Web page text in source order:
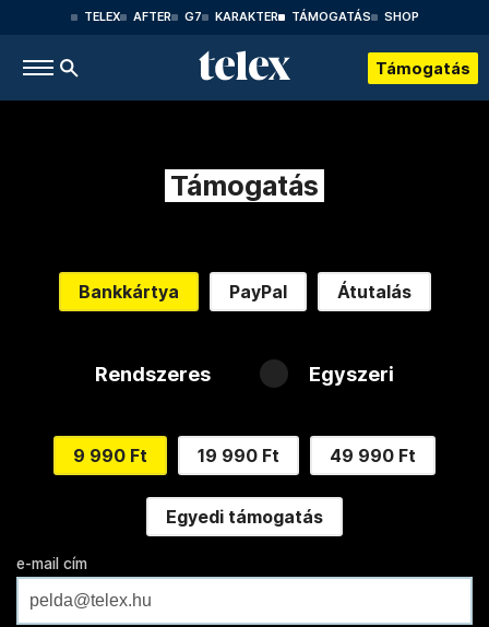
TELEX AFTER G7 KARAKTER TÁMOGATÁS SHOP
Támogatás
Támogatás
Bankkártya PayPal Átutalás
Rendszeres Egyszeri
9 990 Ft 19 990 Ft 49 990 Ft
Egyedi támogatás
e-mail cím